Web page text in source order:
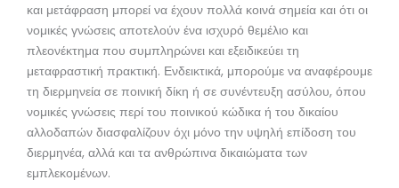
και μετάφραση μπορεί να έχουν πολλά κοινά σημεία και ότι οι
νομικές γνώσεις αποτελούν ένα ισχυρό θεμέλιο και
πλεονέκτημα που συμπληρώνει και εξειδικεύει τη
μεταφραστική πρακτική. Ενδεικτικά, μπορούμε να αναφέρουμε
τη διερμηνεία σε ποινική δίκη ή σε συνέντευξη ασύλου, όπου
νομικές γνώσεις περί του ποινικού κώδικα ή του δικαίου
αλλοδαπών διασφαλίζουν όχι μόνο την υψηλή επίδοση του
διερμηνέα, αλλά και τα ανθρώπινα δικαιώματα των
εμπλεκομένων.